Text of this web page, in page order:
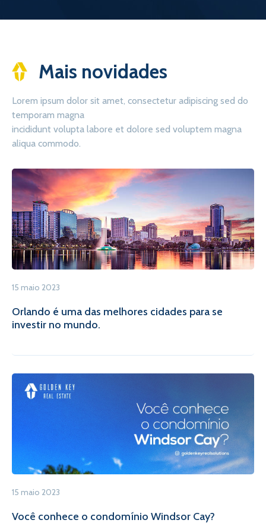
Mais novidades
Lorem ipsum dolor sit amet, consectetur adipiscing sed do
temporam magna
incididunt volupta labore et dolore sed voluptem magna
aliqua commodo.
15 maio 2023
Orlando é uma das melhores cidades para se
investir no mundo.
15 maio 2023
Você conhece o condomínio Windsor Cay?